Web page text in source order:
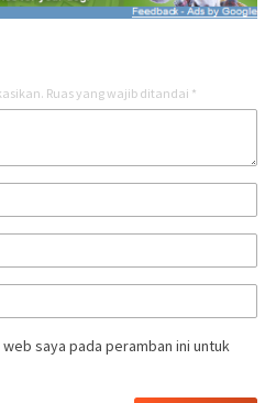
Ruas yang wajib ditandai *
saya pada peramban ini untuk